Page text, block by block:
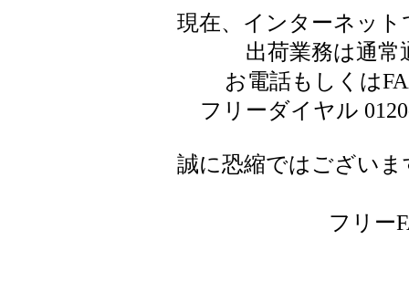
現在、インターネッ
出荷業務は通
お電話もしくは
フリーダイヤル
誠に恐縮ではござい
フリー